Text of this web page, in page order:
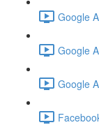
Google
Google
Google